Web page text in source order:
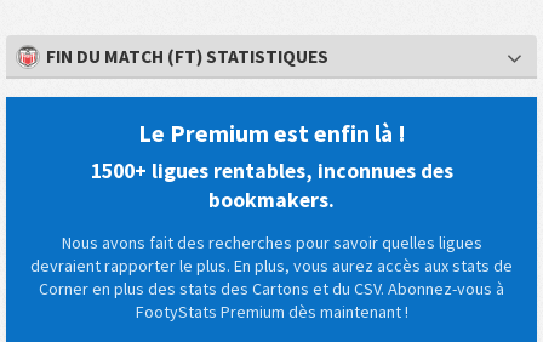
FIN DU MATCH (FT) STATISTIQUES
Le Premium est enfin là !
1500+ ligues rentables, inconnues des
bookmakers.
Nous avons fait des recherches pour savoir quelles ligues
devraient rapporter le plus. En plus, vous aurez accès aux stats de
Corner en plus des stats des Cartons et du CSV. Abonnez-vous à
FootyStats Premium dès maintenant !